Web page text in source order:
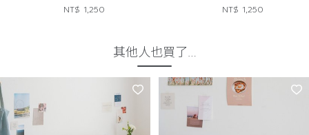
NT$ 1,250
NT$ 1,250
其他人也買了…